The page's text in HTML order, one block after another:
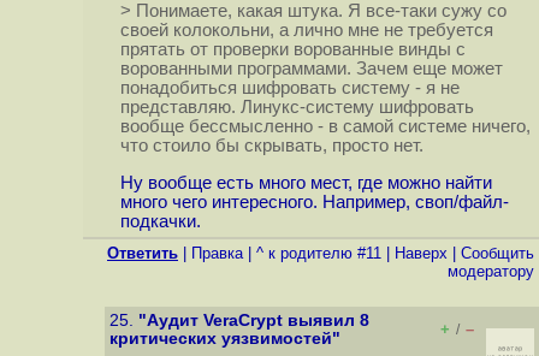
> Понимаете, какая штука. Я все-таки сужу со
своей колокольни, а лично мне не требуется
прятать от проверки ворованные винды с
ворованными программами. Зачем еще может
понадобиться шифровать систему - я не
представляю. Линукс-систему шифровать
вообще бессмысленно - в самой системе ничего,
что стоило бы скрывать, просто нет.
Ну вообще есть много мест, где можно найти
много чего интересного. Например, своп/файл-
подкачки.
Ответить Правка| ^ к родителю #11 Наверх
Cообщить
модератору
25. "Аудит VeraCrypt выявил 8
критических уязвимостей"
+ / –